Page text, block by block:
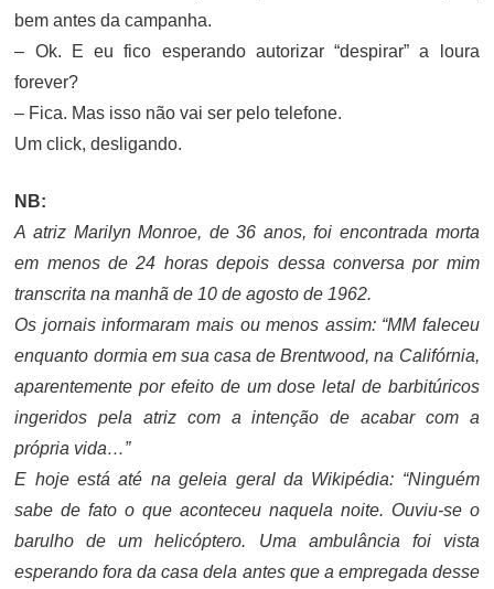
bem antes da campanha.
– Ok. E eu fico esperando autorizar “despirar” a loura
forever?
– Fica. Mas isso não vai ser pelo telefone.
Um click, desligando.
NB:
A atriz Marilyn Monroe, de 36 anos, foi encontrada morta
em menos de 24 horas depois dessa conversa por mim
transcrita na manhã de 10 de agosto de 1962.
Os jornais informaram mais ou menos assim: “MM faleceu
enquanto dormia em sua casa de Brentwood, na Califórnia,
aparentemente por efeito de um dose letal de barbitúricos
ingeridos pela atriz com a intenção de acabar com a
própria vida…”
E hoje está até na geleia geral da Wikipédia: “Ninguém
sabe de fato o que aconteceu naquela noite. Ouviu-se o
barulho de um helicóptero. Uma ambulância foi vista
esperando fora da casa dela antes que a empregada desse